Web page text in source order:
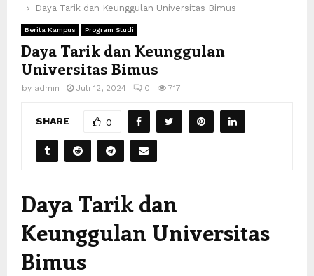
Daya Tarik dan Keunggulan Universitas Bimus
Berita Kampus Program Studi
Daya Tarik dan Keunggulan
Universitas Bimus
by admin Juli 12, 2024 0 717
SHARE 0
Daya Tarik dan
Keunggulan Universitas
Bimus